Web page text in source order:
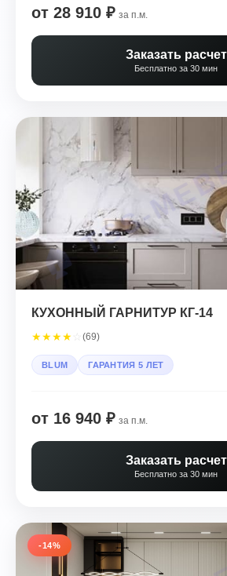
от 28 910 ₽ за п.м.
Заказать расчет
Бесплатно за 30 мин
КУХОННЫЙ ГАРНИТУР КГ-14
★★★★ (69)
BLUM ГАРАНТИЯ 5 ЛЕТ
от 16 940 ₽ за п.м.
Заказать расчет
Бесплатно за 30 мин
-14%